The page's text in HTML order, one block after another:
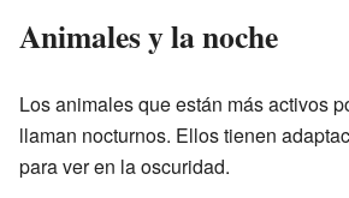
Animales y la noche
Los animales que están más activos
llaman nocturnos. Ellos tienen
para ver en la oscuridad.